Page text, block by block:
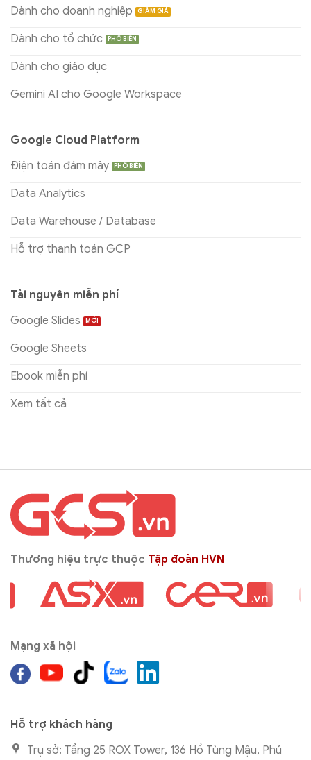
Dành cho doanh nghiệp
Dành cho tổ chức
Dành cho giáo dục
Gemini AI cho Google Workspace
Google Cloud Platform
Điện toán đám mây
Data Analytics
Data Warehouse / Database
Hỗ trợ thanh toán GCP
Tài nguyên miễn phí
Google Slides
Google Sheets
Ebook miễn phí
Xem tất cả
Thương hiệu trực thuộc Tập đoàn HVN
Mạng xã hội
Hỗ trợ khách hàng
Trụ sở: Tầng 25 ROX Tower, 136 Hồ Tùng Mậu, Phú